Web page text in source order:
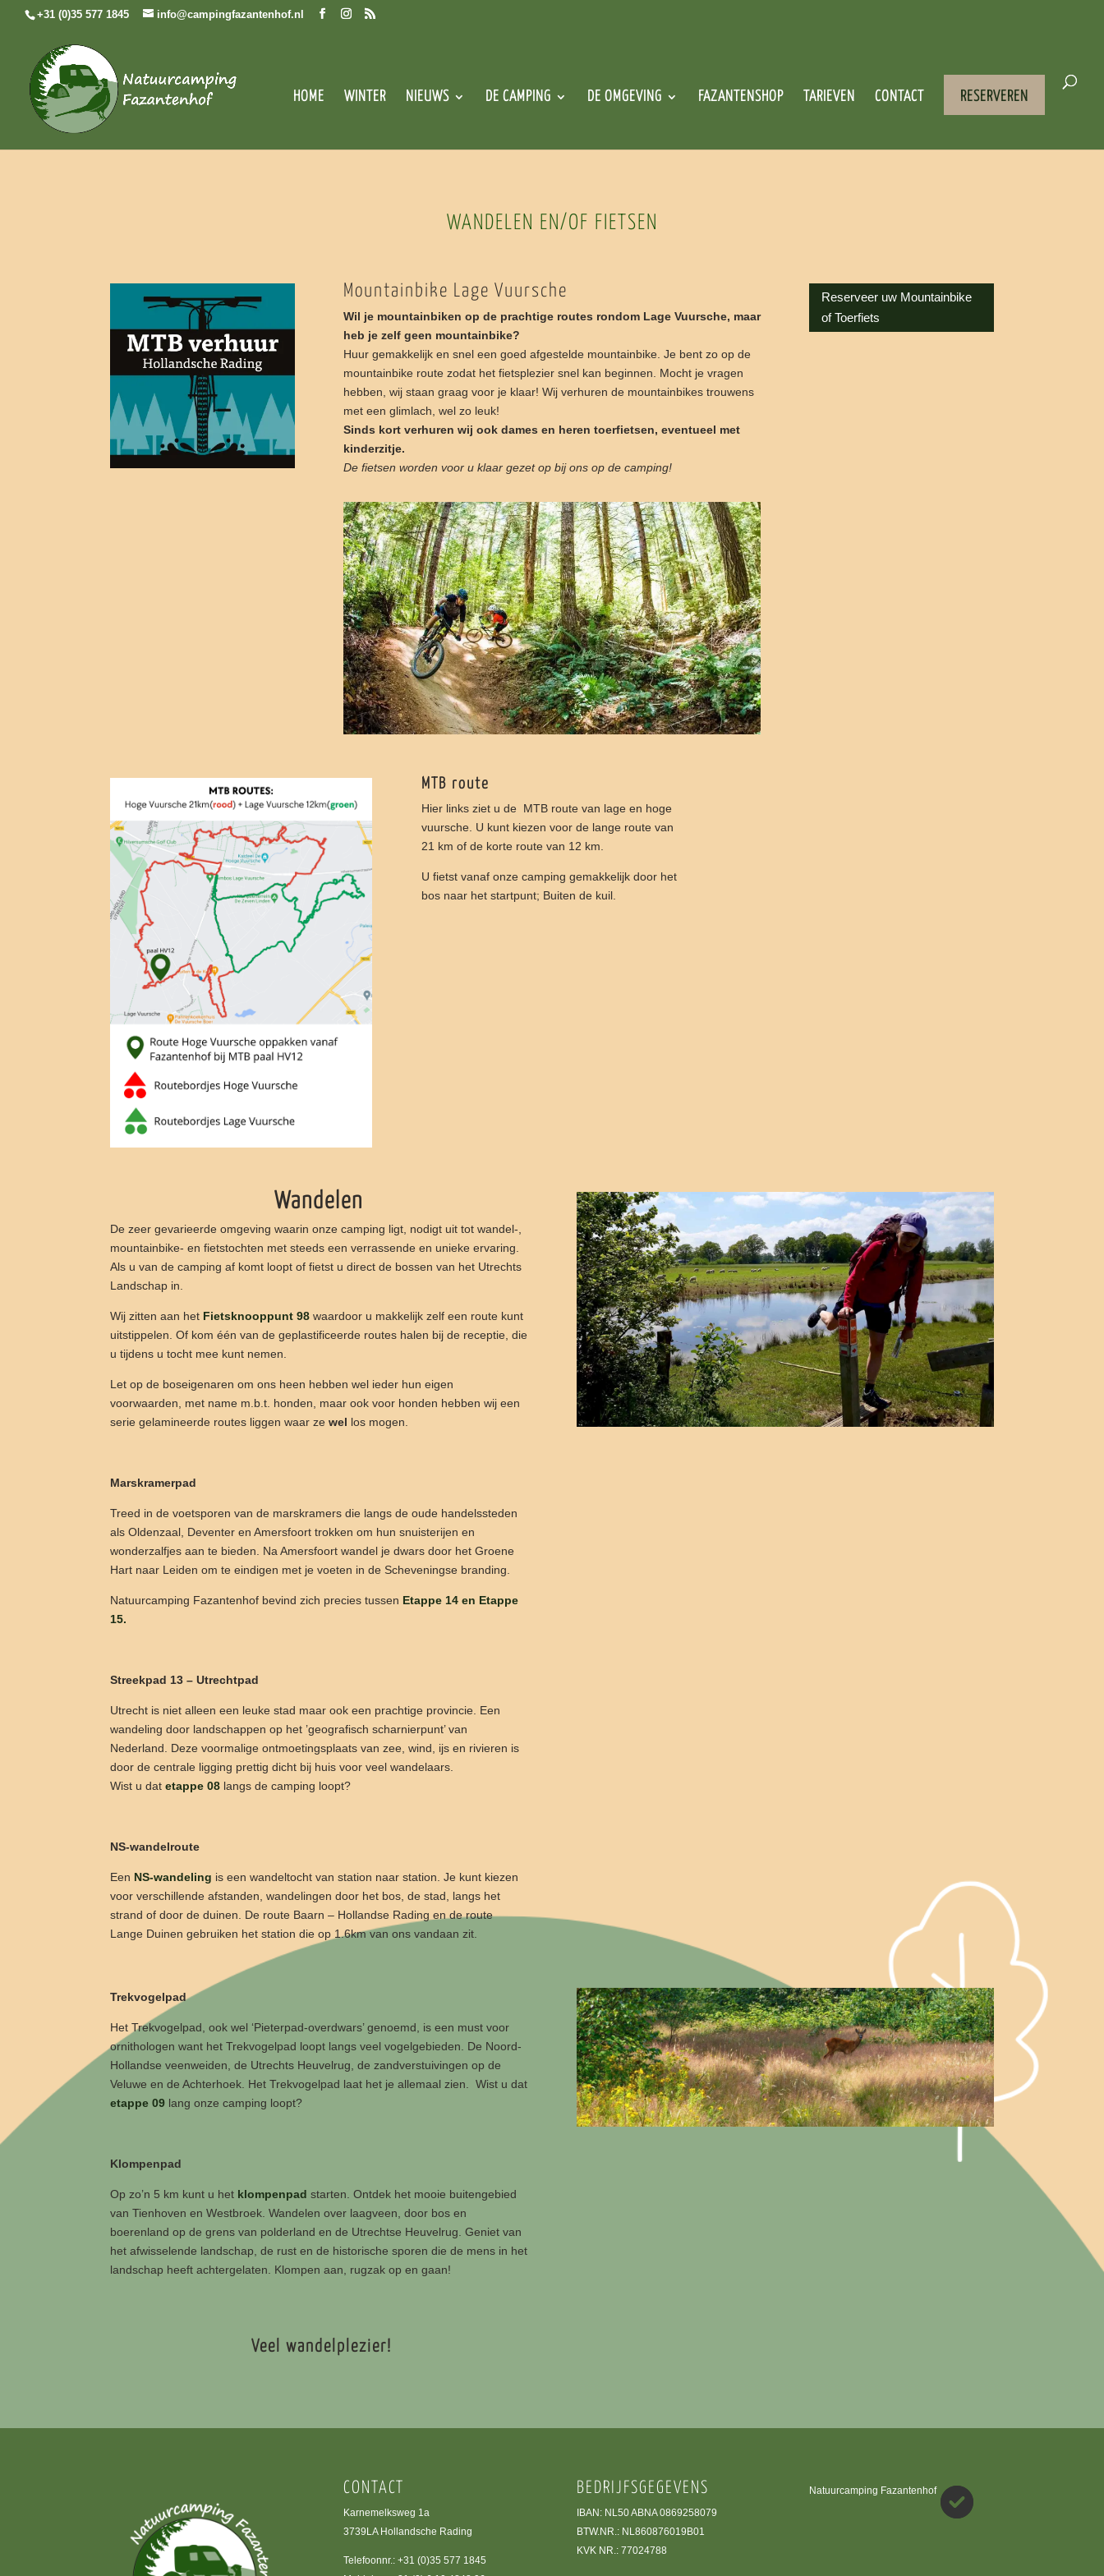
+31 (0)35 577 1845 info@campingfazantenhof.nl
HOME WINTER NIEUWS DE CAMPING DE OMGEVING FAZANTENSHOP TARIEVEN CONTACT RESERVEREN
WANDELEN EN/OF FIETSEN
Mountainbike Lage Vuursche
Wil je mountainbiken op de prachtige routes rondom Lage Vuursche, maar
heb je zelf geen mountainbike?
Huur gemakkelijk en snel een goed afgestelde mountainbike. Je bent zo op de
mountainbike route zodat het fietsplezier snel kan beginnen. Mocht je vragen
hebben, wij staan graag voor je klaar! Wij verhuren de mountainbikes trouwens
met een glimlach, wel zo leuk!
Sinds kort verhuren wij ook dames en heren toerfietsen, eventueel met
kinderzitje.
De fietsen worden voor u klaar gezet op bij ons op de camping!
Reserveer uw Mountainbike
of Toerfiets
MTB route
Hier links ziet u de MTB route van lage en hoge
vuursche. U kunt kiezen voor de lange route van
21 km of de korte route van 12 km.
U fietst vanaf onze camping gemakkelijk door het
bos naar het startpunt; Buiten de kuil.
Wandelen
De zeer gevarieerde omgeving waarin onze camping ligt, nodigt uit tot wandel-,
mountainbike- en fietstochten met steeds een verrassende en unieke ervaring.
Als u van de camping af komt loopt of fietst u direct de bossen van het Utrechts
Landschap in.
Wij zitten aan het Fietsknooppunt 98 waardoor u makkelijk zelf een route kunt
uitstippelen. Of kom één van de geplastificeerde routes halen bij de receptie, die
u tijdens u tocht mee kunt nemen.
Let op de boseigenaren om ons heen hebben wel ieder hun eigen
voorwaarden, met name m.b.t. honden, maar ook voor honden hebben wij een
serie gelamineerde routes liggen waar zewel los mogen.
Marskramerpad
Treed in de voetsporen van de marskramers die langs de oude handelssteden
als Oldenzaal, Deventer en Amersfoort trokken om hun snuisterijen en
wonderzalfjes aan te bieden. Na Amersfoort wandel je dwars door het Groene
Hart naar Leiden om te eindigen met je voeten in de Scheveningse branding.
Natuurcamping Fazantenhof bevind zich precies tussen Etappe 14 en Etappe
15.
Streekpad 13 – Utrechtpad
Utrecht is niet alleen een leuke stad maar ook een prachtige provincie. Een
wandeling door landschappen op het ’geografisch scharnierpunt’ van
Nederland. Deze voormalige ontmoetingsplaats van zee, wind, ijs en rivieren is
door de centrale ligging prettig dicht bij huis voor veel wandelaars.
Wist u datetappe 08 langs de camping loopt?
NS-wandelroute
Een NS-wandeling is een wandeltocht van station naar station. Je kunt kiezen
voor verschillende afstanden, wandelingen door het bos, de stad, langs het
strand of door de duinen. De route Baarn – Hollandse Rading en de route
Lange Duinen gebruiken het station die op 1.6km van ons vandaan zit.
Trekvogelpad
Het Trekvogelpad, ook wel ‘Pieterpad-overdwars’ genoemd, is een must voor
ornithologen want het Trekvogelpad loopt langs veel vogelgebieden. De Noord-
Hollandse veenweiden, de Utrechts Heuvelrug, de zandverstuivingen op de
Veluwe en de Achterhoek. Het Trekvogelpad laat het je allemaal zien. Wist u dat
etappe 09 lang onze camping loopt?
Klompenpad
Op zo’n 5 km kunt u het klompenpad starten. Ontdek het mooie buitengebied
van Tienhoven en Westbroek. Wandelen over laagveen, door bos en
boerenland op de grens van polderland en de Utrechtse Heuvelrug. Geniet van
het afwisselende landschap, de rust en de historische sporen die de mens in het
landschap heeft achtergelaten. Klompen aan, rugzak op en gaan!
Veel wandelplezier!
CONTACT
Karnemelksweg 1a
3739LA Hollandsche Rading
Telefoonnr.: +31 (0)35 577 1845
BEDRIJFSGEGEVENS
IBAN: NL50 ABNA 0869258079
BTW.NR.: NL860876019B01
KVK NR.: 77024788
Natuurcamping Fazantenhof